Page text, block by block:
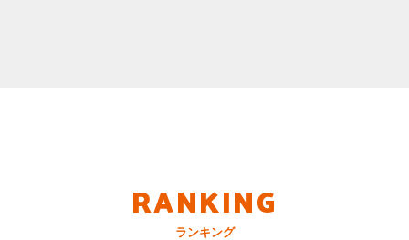
RANKING
ランキング